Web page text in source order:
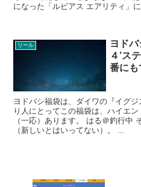
になった「ルビアス エアリティ」
リール
ヨド
４’ス
番にも
ヨドバシ福袋は、ダイワの『イグ
り人にとってこの福袋は、ハイエ
（一応）あります。 はる＠釣行中
（新しいとはいってない）。 ...